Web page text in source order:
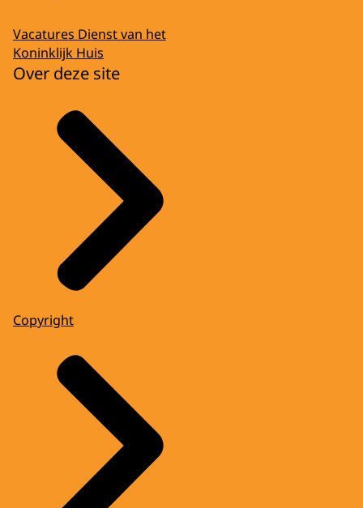
Vacatures Dienst van het
Koninklijk Huis
Over deze site
Copyright